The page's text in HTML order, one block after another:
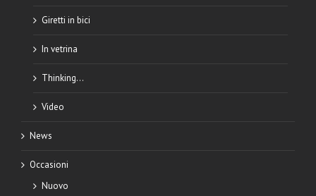
Giretti in bici
In vetrina
Thinking…
Video
News
Occasioni
Nuovo